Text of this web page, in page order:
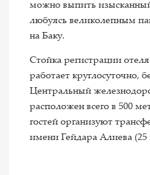
можно выпить
любуясь великолепным
на Баку.
Стойка регистрации
работает круглосуточно,
Центральный
расположен всего в 500
гостей организуют
имени Гейдара Алиева (25